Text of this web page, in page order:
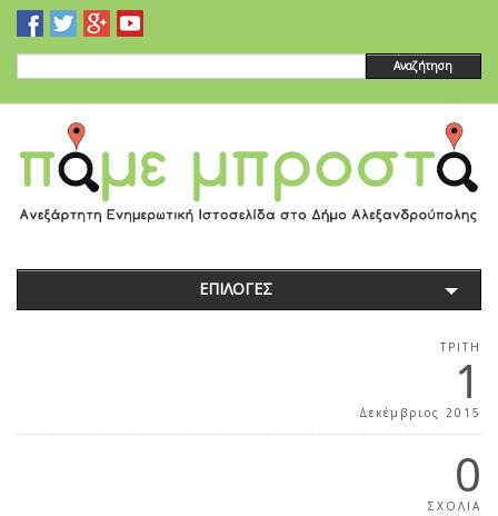
Αναζήτηση
ΕΠΙΛΟΓΕΣ
ΤΡΊΤΗ
1
Δεκέμβριος 2015
0
ΣΧΟΛΙΑ